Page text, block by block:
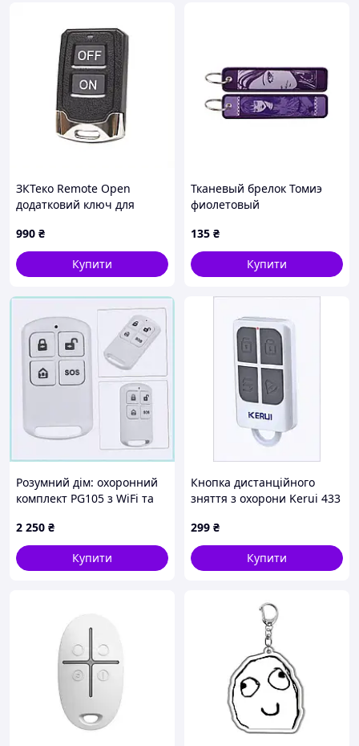
ЗКТеко Remote Open
додатковий ключ для
65BA2B8070
990 ₴
Купити
Тканевый брелок Томиэ
фиолетовый
135 ₴
Купити
Розумний дім: охоронний
комплект PG105 з WiFi та
2 250 ₴
Купити
Кнопка дистанційного
зняття з охорони Kerui 433
299 ₴
Купити